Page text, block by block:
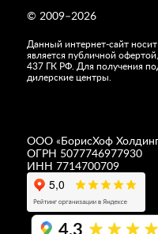
© 2009–2026
Данный интернет-сайт
является публичной
437 ГК РФ. Для получения
дилерские центры.
ООО «БорисХоф
ОГРН 5077746977930
ИНН 7714700709
4,3